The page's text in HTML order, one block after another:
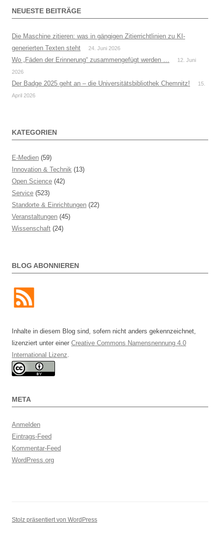
NEUESTE BEITRÄGE
Die Maschine zitieren: was in gängigen Zitierrichtlinien zu KI-
generierten Texten steht
24. Juni 2026
Wo „Fäden der Erinnerung“ zusammengefügt werden …
12. Juni
2026
Der Badge 2025 geht an – die Universitätsbibliothek Chemnitz!
15.
April 2026
KATEGORIEN
E-Medien (59)
Innovation & Technik (13)
Open Science (42)
Service (523)
Standorte & Einrichtungen (22)
Veranstaltungen (45)
Wissenschaft (24)
BLOG ABONNIEREN
Inhalte in diesem Blog sind, sofern nicht anders gekennzeichnet,
lizenziert unter einer Creative Commons Namensnennung 4.0
International Lizenz
META
Anmelden
Eintrags-Feed
Kommentar-Feed
WordPress.org
Stolz präsentiert von WordPress